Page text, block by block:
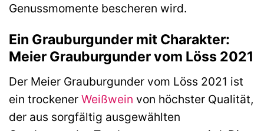
Genussmomente bescheren wird.
Ein Grauburgunder mit Charakter:
Meier Grauburgunder vom Löss 2021
Der Meier Grauburgunder vom Löss 2021 ist
ein trockener Weißwein von höchster Qualität,
der aus sorgfältig ausgewählten